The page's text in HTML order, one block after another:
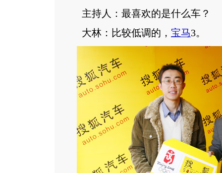
主持人：最喜欢的是什么车？
大林：比较低调的， 宝马3。